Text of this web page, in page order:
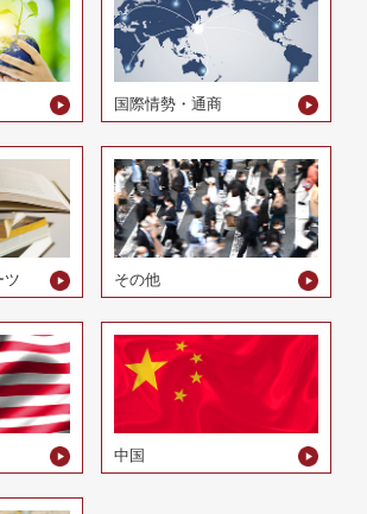
国際情勢・通商
ツ その他
中国